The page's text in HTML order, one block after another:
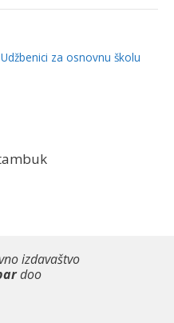
Udžbenici za osnovnu školu
izdavaštvo
doo